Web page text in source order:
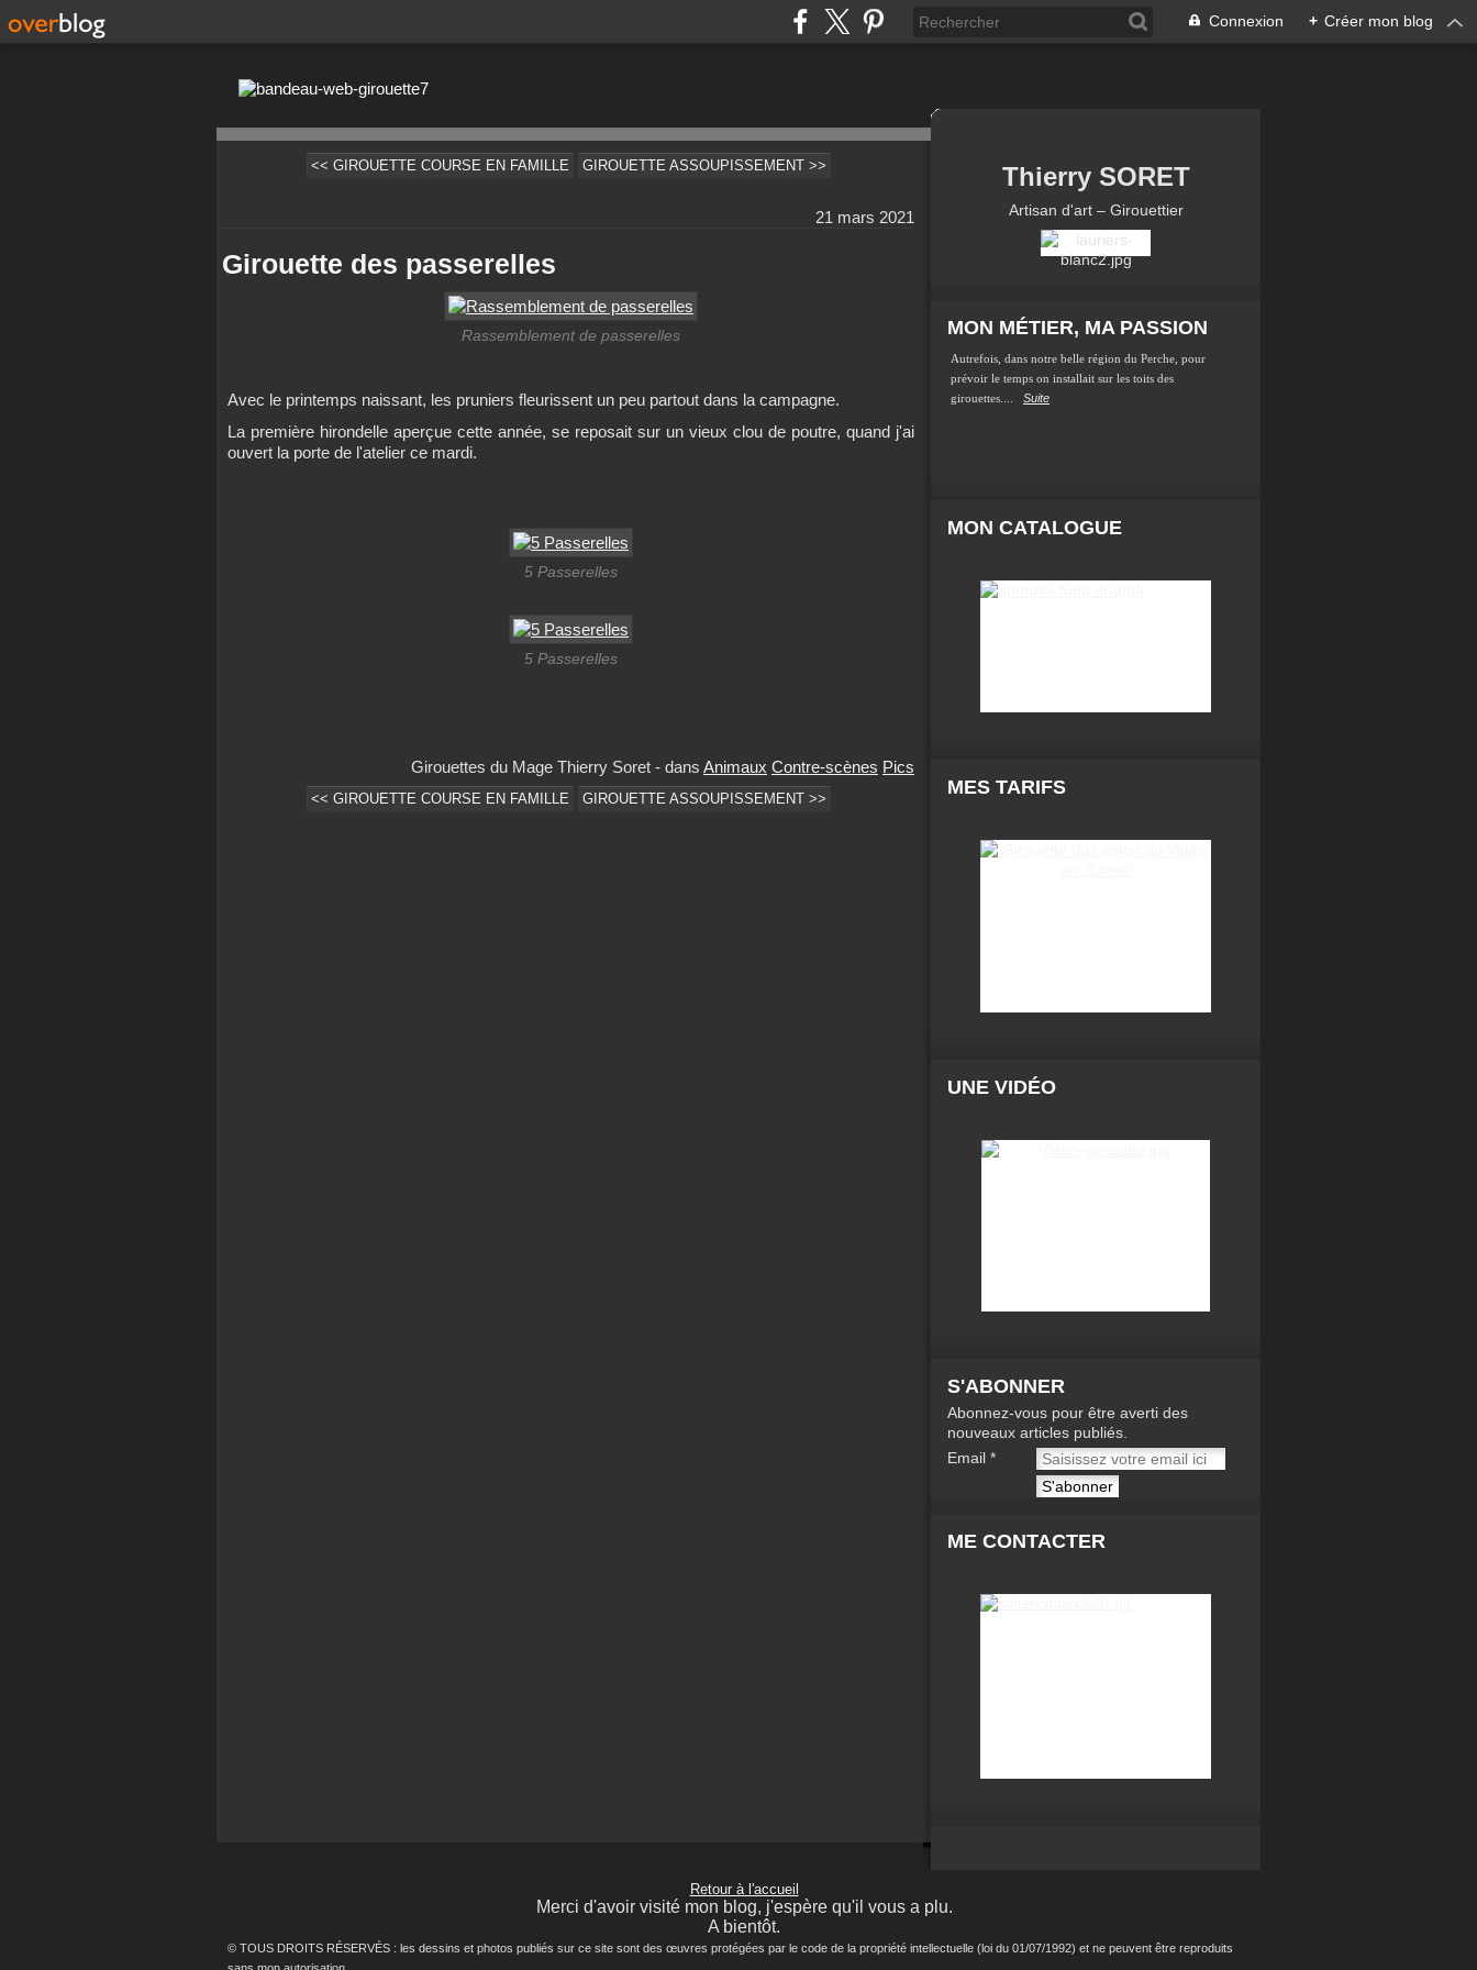
Connexion + Créer mon blog
<< GIROUETTE COURSE EN FAMILLE GIROUETTE ASSOUPISSEMENT >>
21 mars 2021
Girouette des passerelles
Rassemblement de passerelles
Avec le printemps naissant, les pruniers fleurissent un peu partout dans la campagne.
La première hirondelle aperçue cette année, se reposait sur un vieux clou de poutre, quand j'ai
ouvert la porte de l'atelier ce mardi.
5 Passerelles
5 Passerelles
Girouettes du Mage Thierry Soret - dans Animaux Contre-scènes Pics
<< GIROUETTE COURSE EN FAMILLE GIROUETTE ASSOUPISSEMENT >>
Thierry SORET
Artisan d'art – Girouettier
MON MÉTIER, MA PASSION
Autrefois, dans notre belle région du Perche, pour
prévoir le temps on installait sur les toits des
girouettes....
Suite
MON CATALOGUE
MES TARIFS
UNE VIDÉO
S'ABONNER
Abonnez-vous pour être averti des
nouveaux articles publiés.
Email
ME CONTACTER
Retour à l'accueil
Merci d'avoir visité mon blog, j'espère qu'il vous a plu.
A bientôt.
© TOUS DROITS RÉSERVÉS : les dessins et photos publiés sur ce site sont des œuvres protégées par le code de la propriété intellectuelle (loi du 01/07/1992) et ne peuvent être reproduits